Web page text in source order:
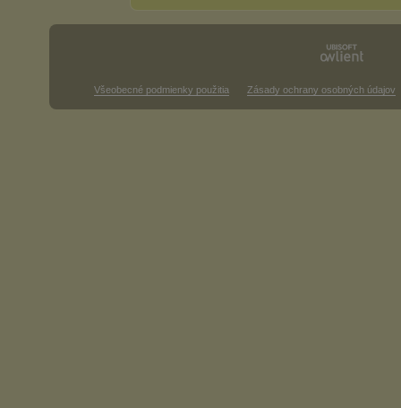
Všeobecné podmienky použitia Zásady ochrany osobných údajov